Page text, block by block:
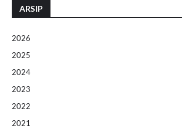
ARSIP
2026
2025
2024
2023
2022
2021